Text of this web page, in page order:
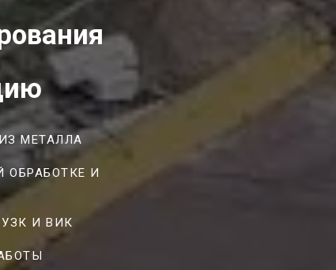
МЕТАЛЛА
ОБРАБОТКЕ И
И ВИК